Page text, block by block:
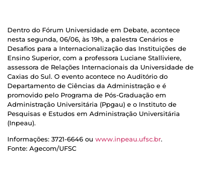
Dentro do Fórum Universidade em Debate, acontece
nesta segunda, 06/06, às 19h, a palestra Cenários e
Desafios para a Internacionalização das Instituições de
Ensino Superior, com a professora Luciane Stalliviere,
assessora de Relações Internacionais da Universidade de
Caxias do Sul. O evento acontece no Auditório do
Departamento de Ciências da Administração e é
promovido pelo Programa de Pós-Graduação em
Administração Universitária (Ppgau) e o Instituto de
Pesquisas e Estudos em Administração Universitária
(Inpeau).
Informações: 3721-6646 ou www.inpeau.ufsc.br.
Fonte: Agecom/UFSC